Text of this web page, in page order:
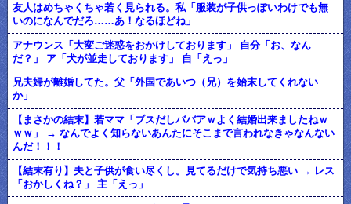
友人はめちゃくちゃ若く見られる。私「服装が子供っぽいわけでも無
いのになんでだろ……あ！なるほどね」
アナウンス「大変ご迷惑をおかけしております」 自分「お、なん
だ？」 ア「犬が並走しております」 自「えっ」
兄夫婦が離婚してた。父「外国であいつ（兄）を始末してくれない
か」
【まさかの結末】若ママ「ブスだしババアｗよく結婚出来ましたねｗ
ｗｗ」 → なんでよく知らないあんたにそこまで言われなきゃなんない
んだ！！！
【結末有り】夫と子供が食い尽くし。見てるだけで気持ち悪い → レス
「おかしくね？」 主「えっ」